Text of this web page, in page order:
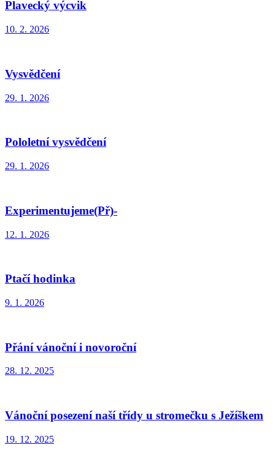
Plavecký výcvik
10. 2. 2026
Vysvědčení
29. 1. 2026
Pololetní vysvědčení
29. 1. 2026
Experimentujeme(Př)-
12. 1. 2026
Ptačí hodinka
9. 1. 2026
Přání vánoční i novoroční
28. 12. 2025
Vánoční posezení naší třídy u stromečku s Ježíškem
19. 12. 2025